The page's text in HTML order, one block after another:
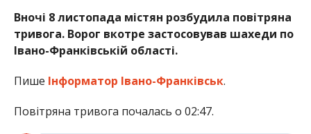
Вночі 8 листопада містян розбудила повітряна
тривога. Ворог вкотре застосовував шахеди по
Івано-Франківській області.
Пише Інформатор Івано-Франківськ.
Повітряна тривога почалась о 02:47.